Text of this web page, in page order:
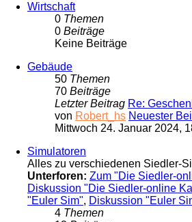
Wirtschaft
0 Themen
0 Beiträge
Keine Beiträge
Gebäude
50 Themen
70 Beiträge
Letzter Beitrag Re:
von Robert_hs Neuester
Mittwoch 24. Januar 2024,
Simulatoren
Alles zu verschiedenen Siedler-
Unterforen: Zum "Die Siedler-
Diskussion "Die Siedler-online
"Euler Sim", Diskussion "Euler
4 Themen